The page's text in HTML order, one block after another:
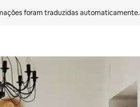
foram traduzidas automaticamente.